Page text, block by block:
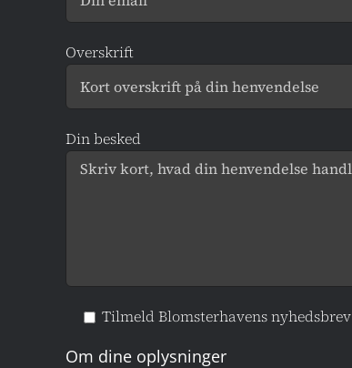
Overskrift
Din besked
Tilmeld Blomsterhavens nyhedsbrev
Om dine oplysninger